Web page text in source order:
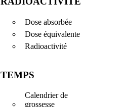
Dose absorbée
Dose équivalente
Radioactivité
TEMPS
Calendrier de
grossesse